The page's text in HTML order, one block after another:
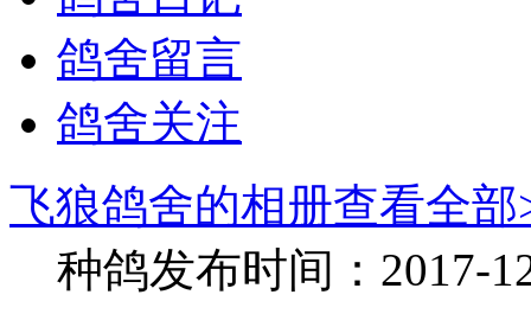
鸽舍留言
鸽舍关注
飞狼鸽舍的相册查看全部
种鸽发布时间：2017-